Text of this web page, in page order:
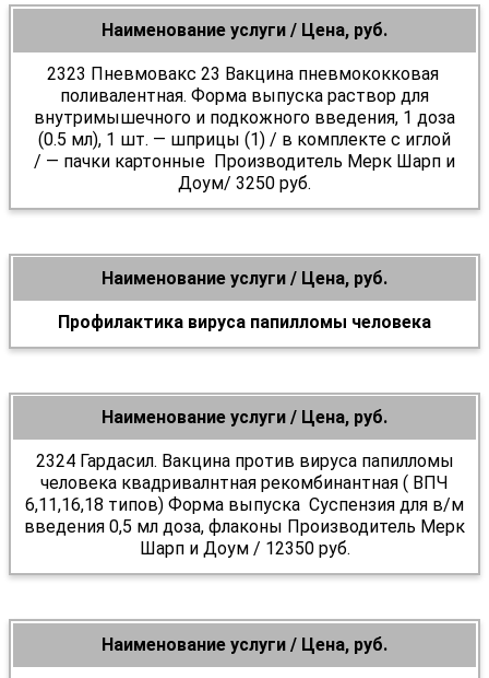
Наименование услуги / Цена, руб.
2323 Пневмовакс 23 Вакцина пневмококковая
поливалентная. Форма выпуска раствор для
внутримышечного и подкожного введения, 1 доза
(0.5 мл), 1 шт. — шприцы (1) / в комплекте с иглой
/ — пачки картонные Производитель Мерк Шарп и
Доум/ 3250 руб.
Наименование услуги / Цена, руб.
Профилактика вируса папилломы человека
Наименование услуги / Цена, руб.
2324 Гардасил. Вакцина против вируса папилломы
человека квадривалнтная рекомбинантная ( ВПЧ
6,11,16,18 типов) Форма выпуска Суспензия для в/м
введения 0,5 мл доза, флаконы Производитель Мерк
Шарп и Доум / 12350 руб.
Наименование услуги / Цена, руб.